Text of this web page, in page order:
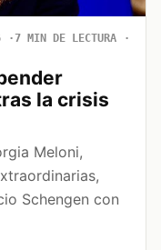
7 MIN DE LECTURA
la crisis
Meloni,
Schengen con